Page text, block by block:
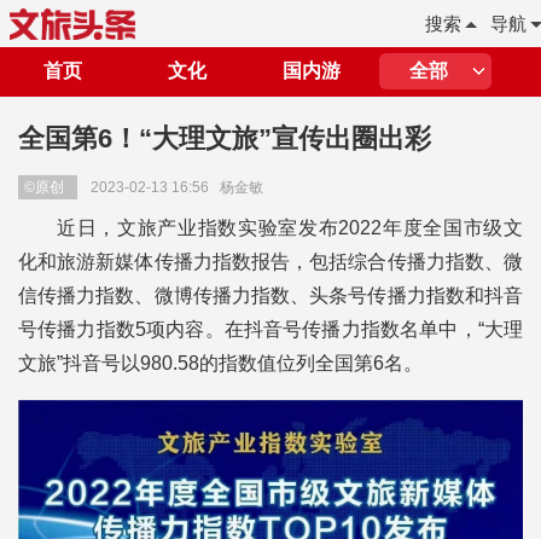
导航
搜索
首页 文化 国内游 全部
全国第6！“大理文旅”宣传出圈出彩
©原创 2023-02-13 16:56 杨金敏
近日，文旅产业指数实验室发布2022年度全国市级文
化和旅游新媒体传播力指数报告，包括综合传播力指数、微
信传播力指数、微博传播力指数、头条号传播力指数和抖音
号传播力指数5项内容。在抖音号传播力指数名单中，“大理
文旅”抖音号以980.58的指数值位列全国第6名。